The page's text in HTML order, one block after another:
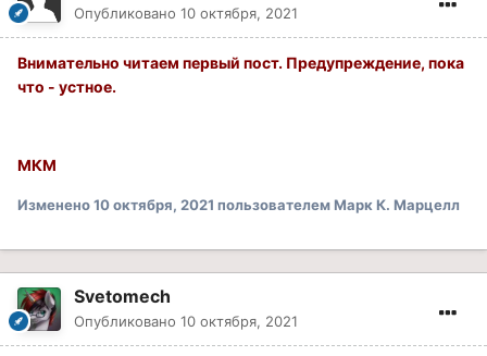
Опубликовано 10 октября, 2021
Внимательно читаем первый пост. Предупреждение, пока
что - устное.
МКМ
Изменено10 октября, 2021 пользователем Марк К. Марцелл
Svetomech
Опубликовано 10 октября, 2021